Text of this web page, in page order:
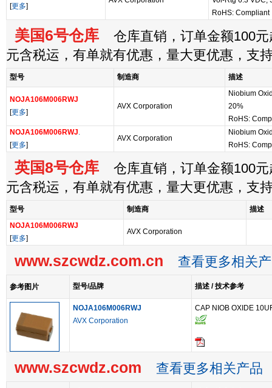
[更多]
RoHS: Compliant
美国6号仓库 仓库直销，订单金额100元
元含税运，有单就有优惠，量大更优惠，支
型号 制造商 描述
NOJA106M006RWJ
[更多]
AVX Corporation
Niobium
20%
RoHS:
NOJA106M006RWJ.
[更多]
AVX Corporation
Niobium
RoHS:
英国8号仓库 仓库直销，订单金额100元
元含税运，有单就有优惠，量大更优惠，支
型号 制造商
描述
NOJA106M006RWJ
[更多]
AVX Corporation
www.szcwdz.com.cn 查看更多相关
参考图片 型号/品牌 描述 / 技术参考
NOJA106M006RWJ
AVX Corporation
CAP NIOB OXIDE
www.szcwdz.com 查看更多相关产品